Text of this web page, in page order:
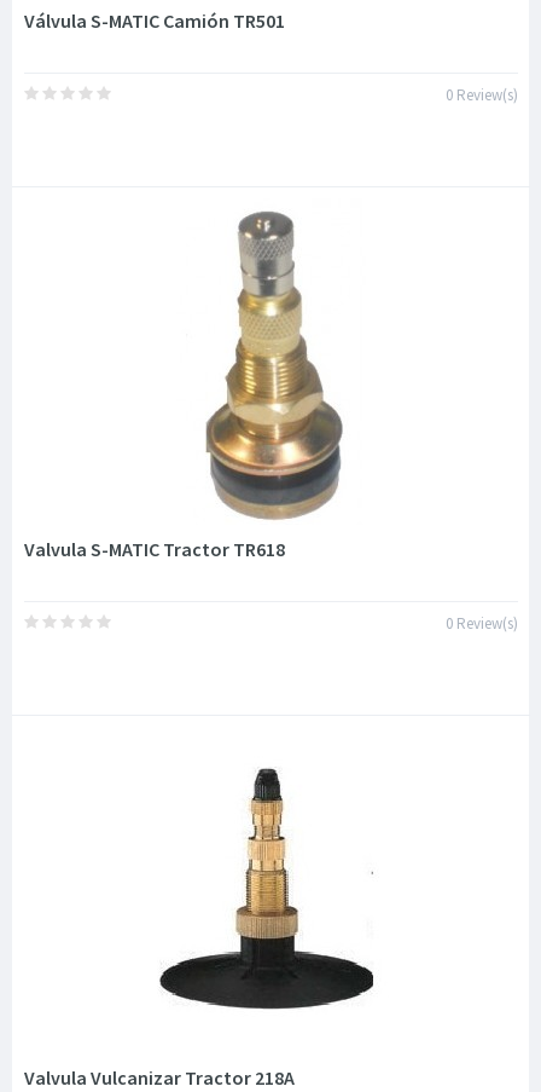
Válvula S-MATIC Camión TR501
0 Review(s)
Valvula S-MATIC Tractor TR618
0 Review(s)
Valvula Vulcanizar Tractor 218A